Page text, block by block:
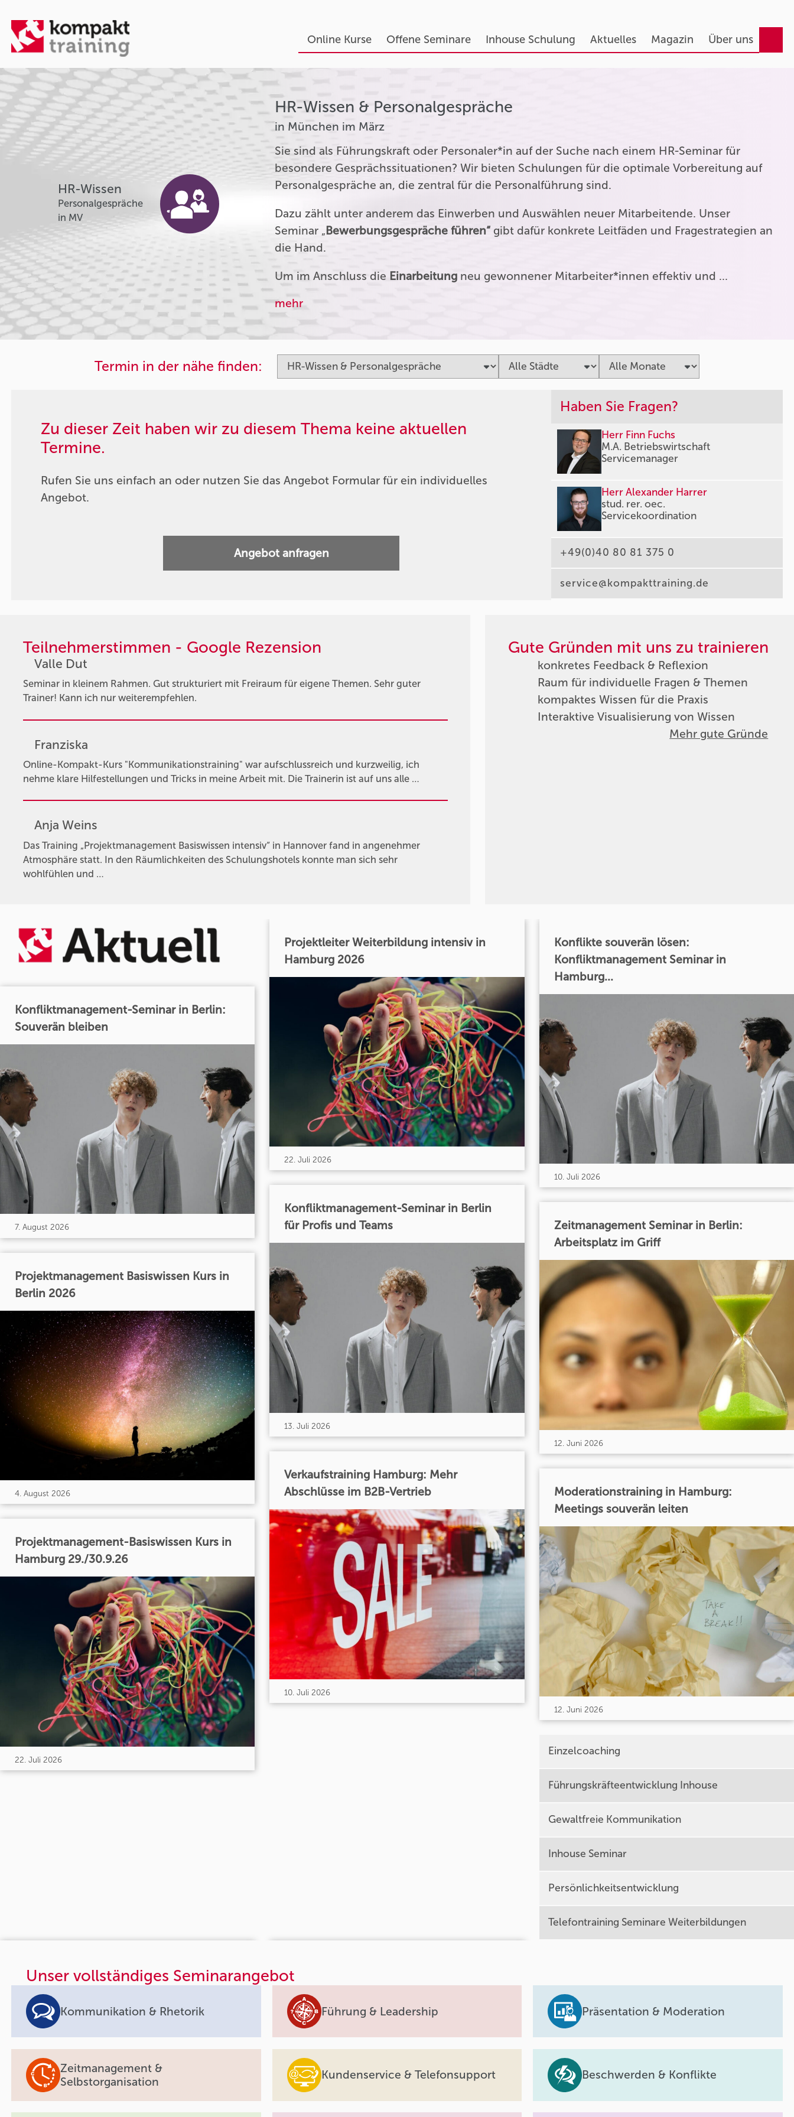
Online Kurse Offene Seminare Inhouse Schulung Aktuelles Magazin Über uns
HR-Wissen
Personalgespräche
in MV
HR-Wissen & Personalgespräche
in München im März
Sie sind als Führungskraft oder Personaler*in auf der Suche nach einem HR-Seminar für
besondere Gesprächssituationen? Wir bieten Schulungen für die optimale Vorbereitung auf
Personalgespräche an, die zentral für die Personalführung sind.
Dazu zählt unter anderem das Einwerben und Auswählen neuer Mitarbeitende. Unser
Seminar „Bewerbungsgespräche führen“ gibt dafür konkrete Leitfäden und Fragestrategien an
die Hand.
Um im Anschluss die Einarbeitung neu gewonnener Mitarbeiter*innen effektiv und …
mehr
Termin in der nähe finden:
Zu dieser Zeit haben wir zu diesem Thema keine aktuellen
Termine.
Rufen Sie uns einfach an oder nutzen Sie das Angebot Formular für ein individuelles
Angebot.
Angebot anfragen
Haben Sie Fragen?
Herr Finn Fuchs
M.A. Betriebswirtschaft
Servicemanager
Herr Alexander Harrer
stud. rer. oec.
Servicekoordination
+49(0)40 80 81 375 0
service@kompakttraining.de
Teilnehmerstimmen - Google Rezension
Valle Dut
Seminar in kleinem Rahmen. Gut strukturiert mit Freiraum für eigene Themen. Sehr guter
Trainer! Kann ich nur weiterempfehlen.
Franziska
Online-Kompakt-Kurs "Kommunikationstraining" war aufschlussreich und kurzweilig, ich
nehme klare Hilfestellungen und Tricks in meine Arbeit mit. Die Trainerin ist auf uns alle …
Anja Weins
Das Training „Projektmanagement Basiswissen intensiv“ in Hannover fand in angenehmer
Atmosphäre statt. In den Räumlichkeiten des Schulungshotels konnte man sich sehr
wohlfühlen und …
Gute Gründen mit uns zu trainieren
konkretes Feedback & Reflexion
Raum für individuelle Fragen & Themen
kompaktes Wissen für die Praxis
Interaktive Visualisierung von Wissen
Mehr gute Gründe
Konfliktmanagement-Seminar in Berlin:
Souverän bleiben
7. August 2026
Projektmanagement Basiswissen Kurs in
Berlin 2026
4. August 2026
Projektmanagement-Basiswissen Kurs in
Hamburg 29./30.9.26
22. Juli 2026
Projektleiter Weiterbildung intensiv in
Hamburg 2026
22. Juli 2026
Konfliktmanagement-Seminar in Berlin
für Profis und Teams
13. Juli 2026
Verkaufstraining Hamburg: Mehr
Abschlüsse im B2B-Vertrieb
10. Juli 2026
Konflikte souverän lösen:
Konfliktmanagement Seminar in
Hamburg...
10. Juli 2026
Zeitmanagement Seminar in Berlin:
Arbeitsplatz im Griff
12. Juni 2026
Moderationstraining in Hamburg:
Meetings souverän leiten
12. Juni 2026
Einzelcoaching
Führungskräfteentwicklung Inhouse
Gewaltfreie Kommunikation
Inhouse Seminar
Persönlichkeitsentwicklung
Telefontraining Seminare Weiterbildungen
Unser vollständiges Seminarangebot
Kommunikation & Rhetorik Führung & Leadership Präsentation & Moderation
Zeitmanagement &
Selbstorganisation
Kundenservice & Telefonsupport Beschwerden & Konflikte